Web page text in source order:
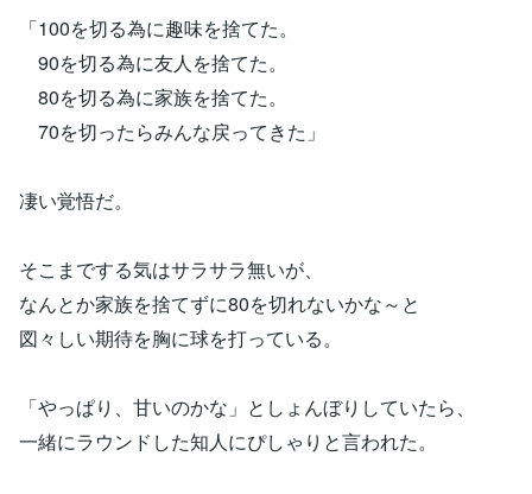
「100を切る為に趣味を捨てた。
90を切る為に友人を捨てた。
80を切る為に家族を捨てた。
70を切ったらみんな戻ってきた」
凄い覚悟だ。
そこまでする気はサラサラ無いが、
なんとか家族を捨てずに80を切れないかな～と
図々しい期待を胸に球を打っている。
「やっぱり、甘いのかな」としょんぼりしていたら、
一緒にラウンドした知人にぴしゃりと言われた。